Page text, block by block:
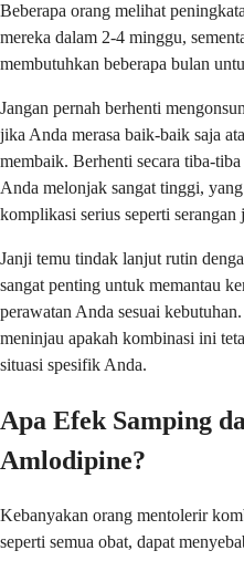
Beberapa orang melihat
mereka dalam 2-4 minggu,
membutuhkan beberapa bulan
Jangan pernah berhenti
jika Anda merasa baik-baik saja
membaik. Berhenti secara tiba-
Anda melonjak sangat tinggi,
komplikasi serius seperti serangan
Janji temu tindak lanjut rutin
sangat penting untuk memantau
perawatan Anda sesuai
meninjau apakah kombinasi ini
situasi spesifik Anda.
Apa Efek Samping
Amlodipine?
Kebanyakan orang mentolerir
seperti semua obat, dapat